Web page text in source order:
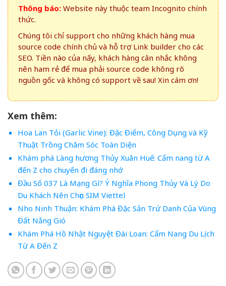
Thông báo: Website này thuộc team Incognito chính
thức.
Chúng tôi chỉ support cho những khách hàng mua
source code chính chủ và hỗ trợ Link builder cho các
SEO. Tiền nào của nấy, khách hàng cân nhắc không
nên ham rẻ để mua phải source code không rõ
nguồn gốc và không có support về sau! Xin cám ơn!
Xem thêm:
Hoa Lan Tỏi (Garlic Vine): Đặc Điểm, Công Dụng và Kỹ
Thuật Trồng Chăm Sóc Toàn Diện
Khám phá Làng hương Thủy Xuân Huế: Cẩm nang từ A
đến Z cho chuyến đi đáng nhớ
Đầu Số 037 Là Mạng Gì? Ý Nghĩa Phong Thủy Và Lý Do
Du Khách Nên Chọn SIM Viettel
Nho Ninh Thuận: Khám Phá Đặc Sản Trứ Danh Của Vùng
Đất Nắng Gió
Khám Phá Hồ Nhật Nguyệt Đài Loan: Cẩm Nang Du Lịch
Từ A Đến Z